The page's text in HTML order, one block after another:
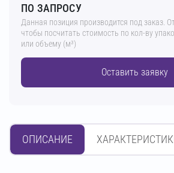
ПО ЗАПРОСУ
Данная позиция производится под заказ.
чтобы посчитать стоимость по кол-ву
или объему (м³)
Оставить заявку
ОПИСАНИЕ